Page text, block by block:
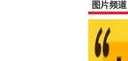
图片频道